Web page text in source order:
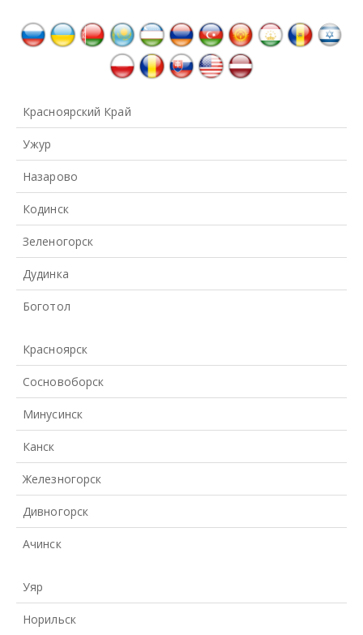
Красноярский Край
Ужур
Назарово
Кодинск
Зеленогорск
Дудинка
Боготол
Красноярск
Сосновоборск
Минусинск
Канск
Железногорск
Дивногорск
Ачинск
Уяр
Норильск